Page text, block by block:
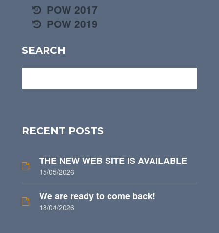
POW 2017
POW 2019
SEARCH
RECENT POSTS
THE NEW WEB SITE IS AVAILABLE
15/05/2026
We are ready to come back!
18/04/2026